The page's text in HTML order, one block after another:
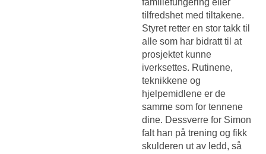
familiefungering eller
tilfredshet med tiltakene.
Styret retter en stor takk til
alle som har bidratt til at
prosjektet kunne
iverksettes. Rutinene,
teknikkene og
hjelpemidlene er de
samme som for tennene
dine. Dessverre for Simon
falt han på trening og fikk
skulderen ut av ledd, så